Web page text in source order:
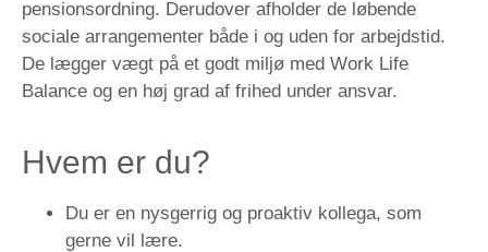
pensionsordning. Derudover afholder de løbende
sociale arrangementer både i og uden for arbejdstid.
De lægger vægt på et godt miljø med Work Life
Balance og en høj grad af frihed under ansvar.
Hvem er du?
Du er en nysgerrig og proaktiv kollega, som
gerne vil lære.